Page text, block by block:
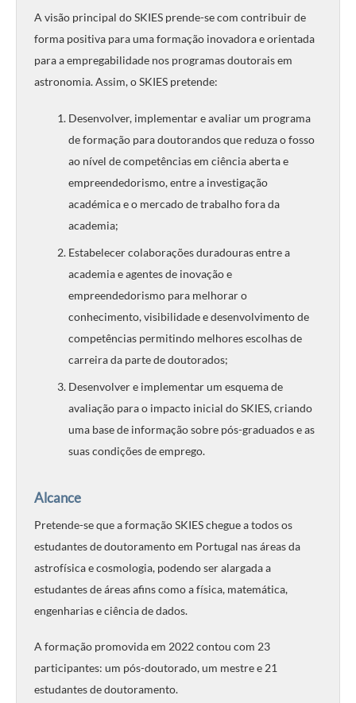
A visão principal do SKIES prende-se com contribuir de
forma positiva para uma formação inovadora e orientada
para a empregabilidade nos programas doutorais em
astronomia. Assim, o SKIES pretende:
Desenvolver, implementar e avaliar um programa
de formação para doutorandos que reduza o fosso
ao nível de competências em ciência aberta e
empreendedorismo, entre a investigação
académica e o mercado de trabalho fora da
academia;
Estabelecer colaborações duradouras entre a
academia e agentes de inovação e
empreendedorismo para melhorar o
conhecimento, visibilidade e desenvolvimento de
competências permitindo melhores escolhas de
carreira da parte de doutorados;
Desenvolver e implementar um esquema de
avaliação para o impacto inicial do SKIES, criando
uma base de informação sobre pós-graduados e as
suas condições de emprego.
Alcance
Pretende-se que a formação SKIES chegue a todos os
estudantes de doutoramento em Portugal nas áreas da
astrofísica e cosmologia, podendo ser alargada a
estudantes de áreas afins como a física, matemática,
engenharias e ciência de dados.
A formação promovida em 2022 contou com 23
participantes: um pós-doutorado, um mestre e 21
estudantes de doutoramento.